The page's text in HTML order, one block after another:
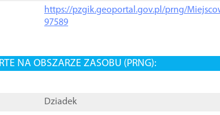
https://pzgik.geoportal.gov.pl/prng/
97589
NA OBSZARZE ZASOBU (PRNG):
Dziadek